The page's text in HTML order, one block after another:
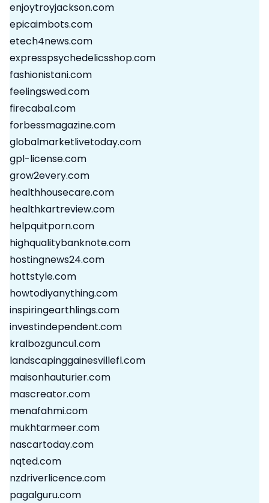
enjoytroyjackson.com
epicaimbots.com
etech4news.com
expresspsychedelicsshop.com
fashionistani.com
feelingswed.com
firecabal.com
forbessmagazine.com
globalmarketlivetoday.com
gpl-license.com
grow2every.com
healthhousecare.com
healthkartreview.com
helpquitporn.com
highqualitybanknote.com
hostingnews24.com
hottstyle.com
howtodiyanything.com
inspiringearthlings.com
investindependent.com
kralbozguncu1.com
landscapinggainesvillefl.com
maisonhauturier.com
mascreator.com
menafahmi.com
mukhtarmeer.com
nascartoday.com
nqted.com
nzdriverlicence.com
pagalguru.com